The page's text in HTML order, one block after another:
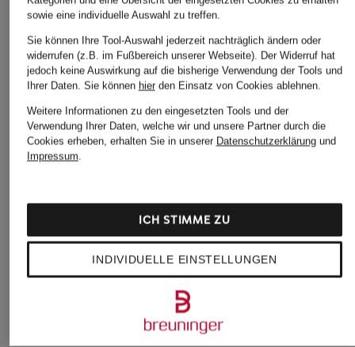
+Aktionsrabatt
Bestpreis:33,99 €
69,99 €
+Aktionsrabatt
42,99 €
Bestpreis:36,54 €
Ursprünglich:59,95 €
+Aktionsrabatt
19,99 €
Bestpreis:
Ursprünglich:30 €
sowie eine individuelle Auswahl zu treffen.
Sie können Ihre Tool-Auswahl jederzeit nachträglich ändern oder
widerrufen (z.B. im Fußbereich unserer Webseite). Der Widerruf hat
jedoch keine Auswirkung auf die bisherige Verwendung der Tools und
Ihrer Daten. Sie können hierden Einsatz von Cookies ablehnen.
Weitere Informationen zu den eingesetzten Tools und der
Verwendung Ihrer Daten, welche wir und unsere Partner durch die
Cookies erheben, erhalten Sie in unserer Datenschutzerklärungund
Impressum.
INDIVIDUELLE EINSTELLUNGEN
ICH STIMME ZU